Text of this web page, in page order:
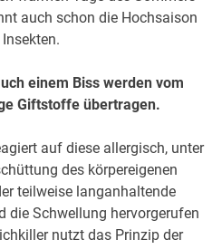
auch schon die Hochsaison
einem Biss werden vom
Giftstoffe übertragen.
auf diese allergisch, unter
des körpereigenen
teilweise langanhaltende
die Schwellung hervorgerufen
nutzt das Prinzip der